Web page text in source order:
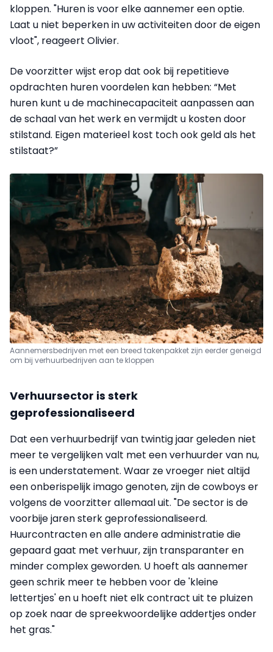
kloppen. "Huren is voor elke aannemer een optie.
Laat u niet beperken in uw activiteiten door de eigen
vloot", reageert Olivier.
De voorzitter wijst erop dat ook bij repetitieve
opdrachten huren voordelen kan hebben: “Met
huren kunt u de machinecapaciteit aanpassen aan
de schaal van het werk en vermijdt u kosten door
stilstand. Eigen materieel kost toch ook geld als het
stilstaat?”
Aannemersbedrijven met een breed takenpakket zijn eerder geneigd
om bij verhuurbedrijven aan te kloppen
Verhuursector is sterk
geprofessionaliseerd
Dat een verhuurbedrijf van twintig jaar geleden niet
meer te vergelijken valt met een verhuurder van nu,
is een understatement. Waar ze vroeger niet altijd
een onberispelijk imago genoten, zijn de cowboys er
volgens de voorzitter allemaal uit. "De sector is de
voorbije jaren sterk geprofessionaliseerd.
Huurcontracten en alle andere administratie die
gepaard gaat met verhuur, zijn transparanter en
minder complex geworden. U hoeft als aannemer
geen schrik meer te hebben voor de 'kleine
lettertjes' en u hoeft niet elk contract uit te pluizen
op zoek naar de spreekwoordelijke addertjes onder
het gras."